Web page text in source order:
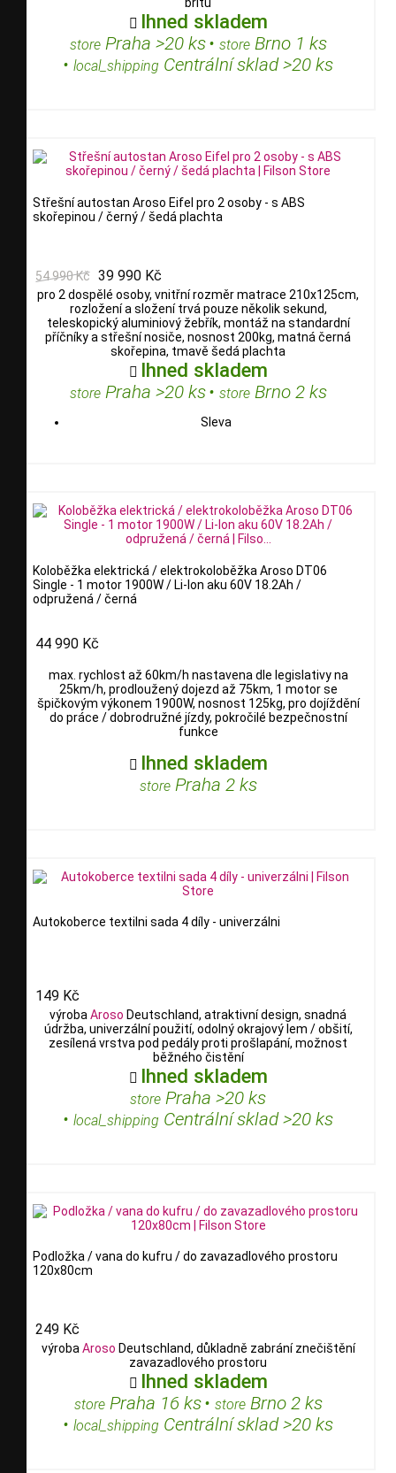
břitu
 Ihned skladem
storePraha >20 ks• storeBrno 1 ks
• local_shipping Centrální sklad >20 ks
Střešní autostan Aroso Eifel pro 2 osoby - s ABS
skořepinou / černý / šedá plachta
54 990 Kč 39 990 Kč
pro 2 dospělé osoby, vnitřní rozměr matrace 210x125cm,
rozložení a složení trvá pouze několik sekund,
teleskopický aluminiový žebřík, montáž na standardní
příčníky a střešní nosiče, nosnost 200kg, matná černá
skořepina, tmavě šedá plachta
 Ihned skladem
storePraha >20 ks• storeBrno 2 ks
Sleva
Koloběžka elektrická / elektrokoloběžka Aroso DT06
Single - 1 motor 1900W / Li-Ion aku 60V 18.2Ah /
odpružená / černá
44 990 Kč
max. rychlost až 60km/h nastavena dle legislativy na
25km/h, prodloužený dojezd až 75km, 1 motor se
špičkovým výkonem 1900W, nosnost 125kg, pro dojíždění
do práce / dobrodružné jízdy, pokročilé bezpečnostní
funkce
 Ihned skladem
storePraha 2 ks
Autokoberce textilni sada 4 díly - univerzálni
149 Kč
výroba Aroso Deutschland, atraktivní design, snadná
údržba, univerzální použití, odolný okrajový lem / obšití,
zesílená vrstva pod pedály proti prošlapání, možnost
běžného čistění
 Ihned skladem
store Praha >20 ks
• local_shipping Centrální sklad >20 ks
Podložka / vana do kufru / do zavazadlového prostoru
120x80cm
249 Kč
výrobaAroso Deutschland, důkladně zabrání znečištění
zavazadlového prostoru
 Ihned skladem
storePraha 16 ks• storeBrno 2 ks
• local_shipping Centrální sklad >20 ks